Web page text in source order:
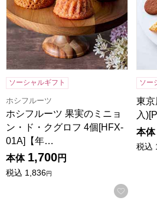
ソーシャルギフト
ホシフルーツ
ホシフルーツ 果実のミニョ
ン・ド・クグロフ 4個[HFX-
01A]【年…
本体 1,700円
税込 1,836円
お気に
ソー
東京
入
本体
税込